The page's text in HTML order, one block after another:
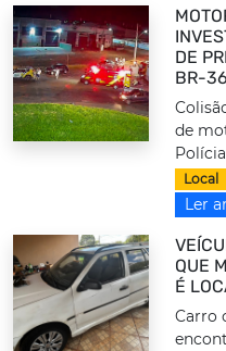
DE
BR-
de
Local
Ler
QUE
É
Carro